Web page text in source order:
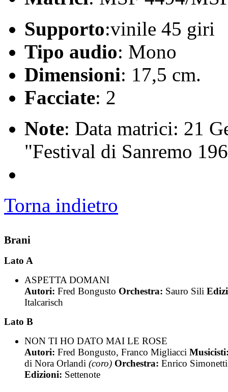
Supporto:vinile 45 giri
Tipo audio: Mono
Dimensioni: 17,5 cm.
Facciate: 2
Note: Data matrici: 21
"Festival di Sanremo
Torna indietro
Brani
Lato A
ASPETTA DOMANI
Autori: Fred Bongusto Orchestra: Sauro Sili
Italcarisch
Lato B
NON TI HO DATO MAI LE ROSE
Autori: Fred Bongusto, Franco Migliacci
di Nora Orlandi (coro) Orchestra: Enrico Simonetti
Edizioni: Settenote